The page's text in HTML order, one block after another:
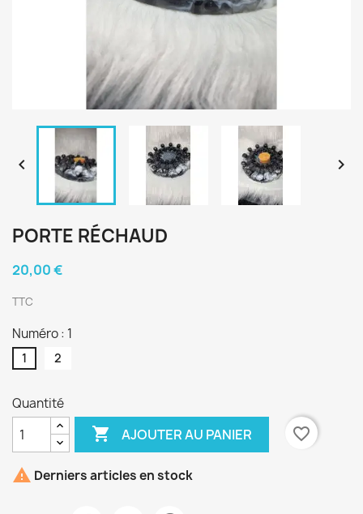
 
PORTE RÉCHAUD
20,00 €
TTC
Numéro : 1
1 2
Quantité
 AJOUTER AU PANIER favorite_border
 Derniers articles en stock